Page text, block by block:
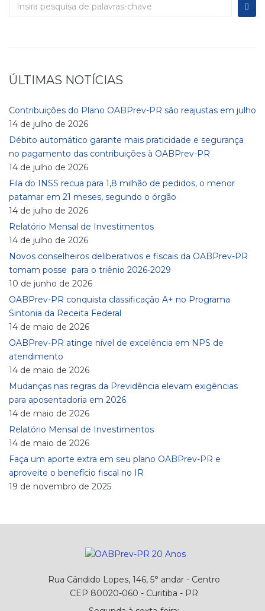
ÚLTIMAS NOTÍCIAS
Contribuições do Plano OABPrev-PR são reajustas em julho
14 de julho de 2026
Débito automático garante mais praticidade e segurança
no pagamento das contribuições à OABPrev-PR
14 de julho de 2026
Fila do INSS recua para 1,8 milhão de pedidos, o menor
patamar em 21 meses, segundo o órgão
14 de julho de 2026
Relatório Mensal de Investimentos
14 de julho de 2026
Novos conselheiros deliberativos e fiscais da OABPrev-PR
tomam posse para o triênio 2026-2029
10 de junho de 2026
OABPrev-PR conquista classificação A+ no Programa
Sintonia da Receita Federal
14 de maio de 2026
OABPrev-PR atinge nível de excelência em NPS de
atendimento
14 de maio de 2026
Mudanças nas regras da Previdência elevam exigências
para aposentadoria em 2026
14 de maio de 2026
Relatório Mensal de Investimentos
14 de maio de 2026
Faça um aporte extra em seu plano OABPrev-PR e
aproveite o benefício fiscal no IR
19 de novembro de 2025
Rua Cândido Lopes, 146, 5° andar - Centro
CEP 80020-060 - Curitiba - PR